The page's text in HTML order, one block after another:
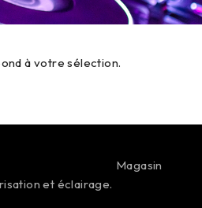
à votre sélection.
et éclairage.